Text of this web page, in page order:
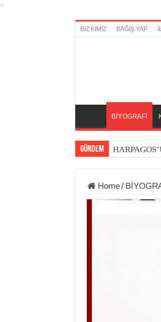
BİZ KİMİZ BAĞIŞ YAP
BİYOGRAFİ
GÜNDEM
Home/